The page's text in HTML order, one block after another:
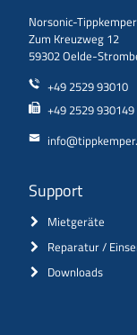
Norsonic-
Zum Kreuzweg 12
59302 Oelde-
+49 2529 93010
+49 2529 930149
Support
Mietgeräte
Reparatur /
Downloads